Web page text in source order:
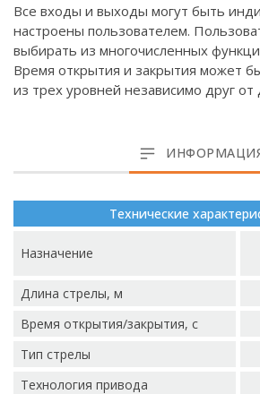
Все входы и выходы могут быть
настроены пользователем.
выбирать из многочисленных
Время открытия и закрытия может
из трех уровней независимо друг от
Технические
Назначение
Длина стрелы, м
Время открытия/закрытия, с
Тип стрелы
Технология привода